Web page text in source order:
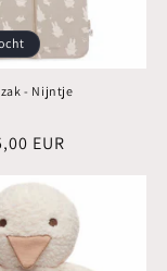
- Nijntje
EUR